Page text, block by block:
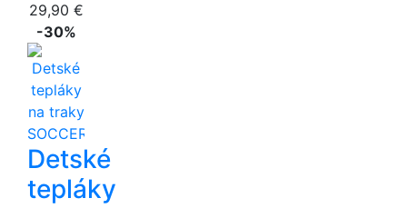
29,90 €
-30%
Detské
tepláky